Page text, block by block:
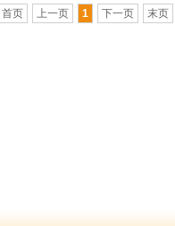
首页 上一页 1 下一页 末页